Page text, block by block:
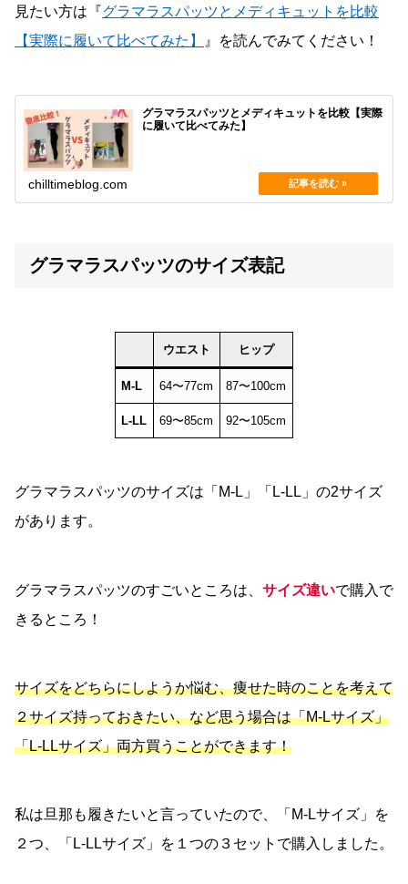
見たい方は『グラマラスパッツとメディキュットを比較
【実際に履いて比べてみた】
』を読んでみてください！
グラマラスパッツとメディキュットを比較【実際
に履いて比べてみた】
chilltimeblog.com
グラマラスパッツのサイズ表記
ウエスト ヒップ
M-L 64〜77cm 87〜100cm
L-LL 69〜85cm 92〜105cm
グラマラスパッツのサイズは「M-L」「L-LL」の2サイズ
があります。
グラマラスパッツのすごいところは、 サイズ違いで購入で
きるところ！
サイズをどちらにしようか悩む、痩せた時のことを考えて
２サイズ持っておきたい、など思う場合は「M-Lサイズ」
「L-LLサイズ」両方買うことができます！
私は旦那も履きたいと言っていたので、「M-Lサイズ」を
２つ、「L-LLサイズ」を１つの３セットで購入しました。